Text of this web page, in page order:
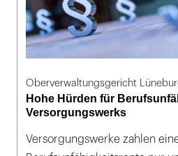
Oberverwaltungsgericht
Hohe Hürden für
Versorgungswerks
Versorgungswerke zahlen